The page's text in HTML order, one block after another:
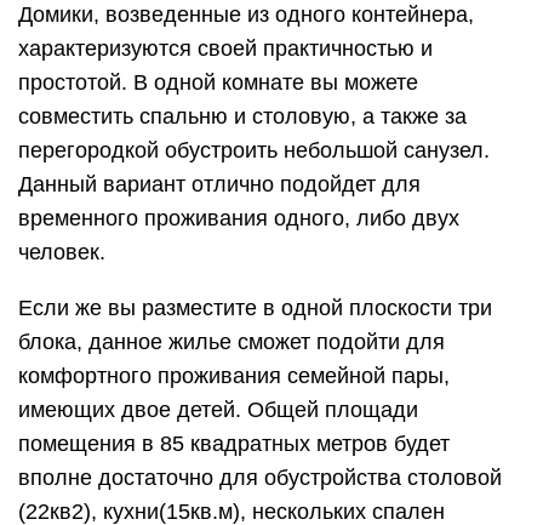
Домики, возведенные из одного контейнера,
характеризуются своей практичностью и
простотой. В одной комнате вы можете
совместить спальню и столовую, а также за
перегородкой обустроить небольшой санузел.
Данный вариант отлично подойдет для
временного проживания одного, либо двух
человек.
Если же вы разместите в одной плоскости три
блока, данное жилье сможет подойти для
комфортного проживания семейной пары,
имеющих двое детей. Общей площади
помещения в 85 квадратных метров будет
вполне достаточно для обустройства столовой
(22кв2), кухни(15кв.м), нескольких спален